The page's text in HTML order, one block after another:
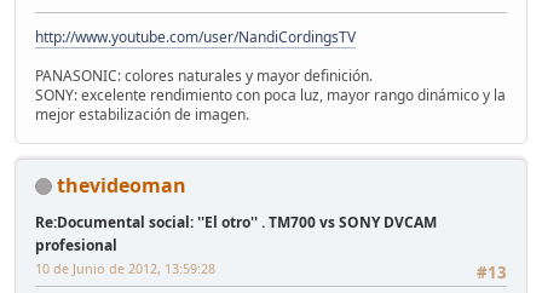
http://www.youtube.com/user/NandiCordingsTV
PANASONIC: colores naturales y mayor definición.
SONY: excelente rendimiento con poca luz, mayor rango dinámico y la
mejor estabilización de imagen.
thevideoman
Re:Documental social: ''El otro'' . TM700 vs SONY DVCAM
profesional
#13
10 de Junio de 2012, 13:59:28